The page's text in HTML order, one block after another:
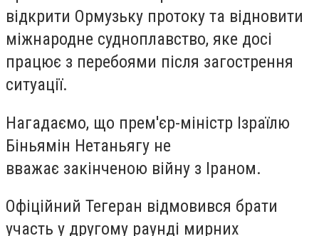
відкрити Ормузьку протоку та відновити
міжнародне судноплавство, яке досі
працює з перебоями після загострення
ситуації.
Нагадаємо, що прем'єр-міністр Ізраїлю
Біньямін Нетаньягу не
вважає закінченою війну з Іраном.
Офіційний Тегеран відмовився брати
участь у другому раунді мирних